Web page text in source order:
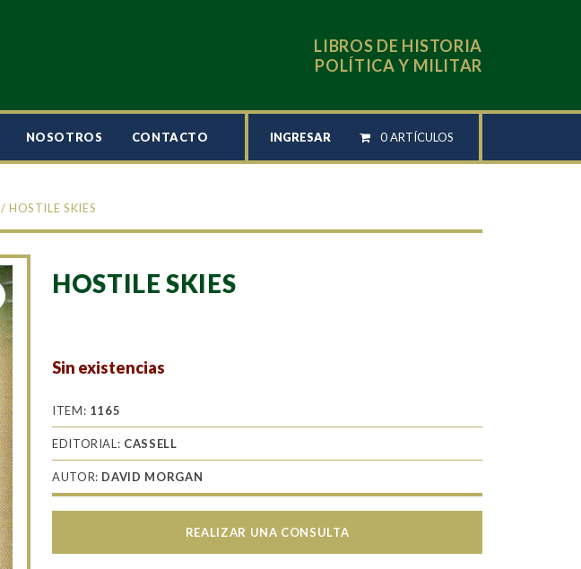
LIBROS DE HISTORIA
POLÍTICA Y MILITAR
NOSOTROS CONTACTO INGRESAR 0 ARTÍCULOS
/ HOSTILE SKIES
HOSTILE SKIES
Sin existencias
ITEM: 1165
EDITORIAL: CASSELL
AUTOR: DAVID MORGAN
REALIZAR UNA CONSULTA